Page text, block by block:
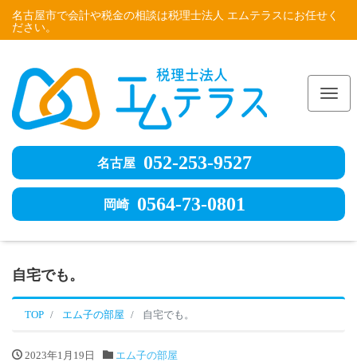
名古屋市で会計や税金の相談は税理士法人 エムテラスにお任せく
ださい。
名古屋 052-253-9527
岡崎 0564-73-0801
自宅でも。
TOP エム子の部屋 自宅でも。
2023年1月19日 エム子の部屋